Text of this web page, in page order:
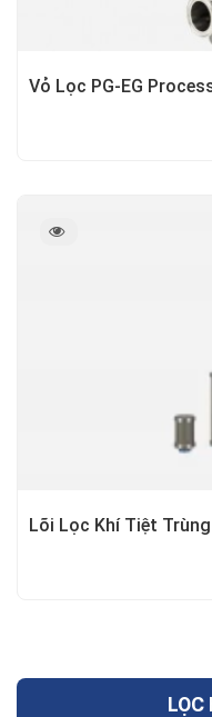
Vỏ Lọc PG-EG
Lõi Lọc Khí Tiệt